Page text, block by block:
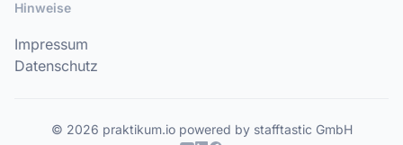
Hinweise
Impressum
Datenschutz
© 2026 praktikum.io powered by stafftastic GmbH